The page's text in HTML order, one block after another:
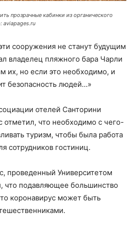
прозрачные кабинки из органического
aviapages.ru
сооружения не станут будущим
владелец пляжного бара Чарли
их, но если это необходимо, и
безопасность людей…»
отелей Санторини
отметил, что необходимо с чего-
туризм, чтобы была работа
сотрудников гостиниц.
проведенный Университетом
что подавляющее большинство
коронавирус может быть